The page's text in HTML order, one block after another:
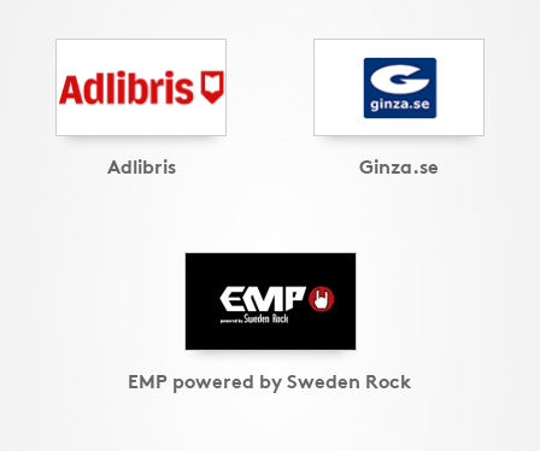
Adlibris Ginza.se
EMP powered by Sweden Rock